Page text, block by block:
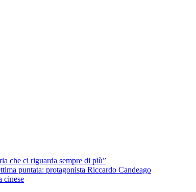
che ci riguarda sempre di più”
puntata: protagonista Riccardo Candeago
cinese